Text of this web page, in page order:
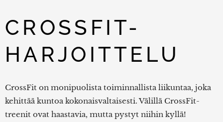
CROSSFIT-
HARJOITTELU
CrossFit on monipuolista toiminnallista liikuntaa, joka
kehittää kuntoa kokonaisvaltaisesti. Välillä CrossFit-
treenit ovat haastavia, mutta pystyt niihin kyllä!